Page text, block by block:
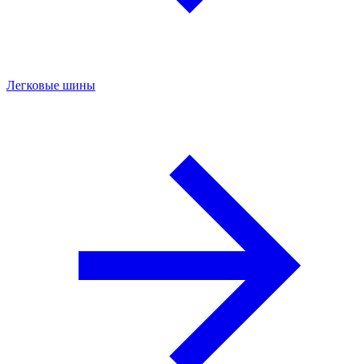
Легковые шины